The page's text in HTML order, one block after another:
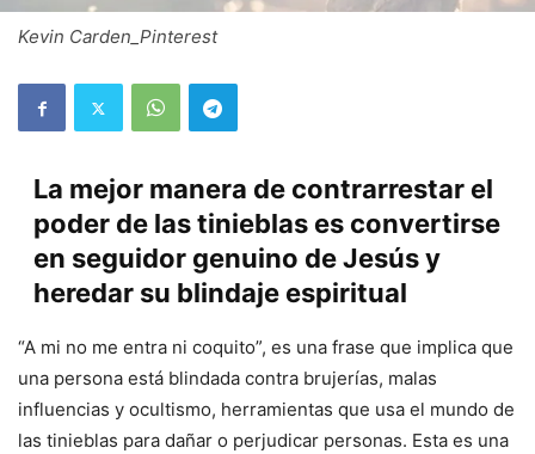
Kevin Carden_Pinterest
La mejor manera de contrarrestar el
poder de las tinieblas es convertirse
en seguidor genuino de Jesús y
heredar su blindaje espiritual
“A mi no me entra ni coquito”, es una frase que implica que
una persona está blindada contra brujerías, malas
influencias y ocultismo, herramientas que usa el mundo de
las tinieblas para dañar o perjudicar personas. Esta es una